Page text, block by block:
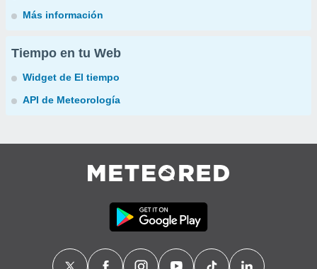
Más información
Tiempo en tu Web
Widget de El tiempo
API de Meteorología